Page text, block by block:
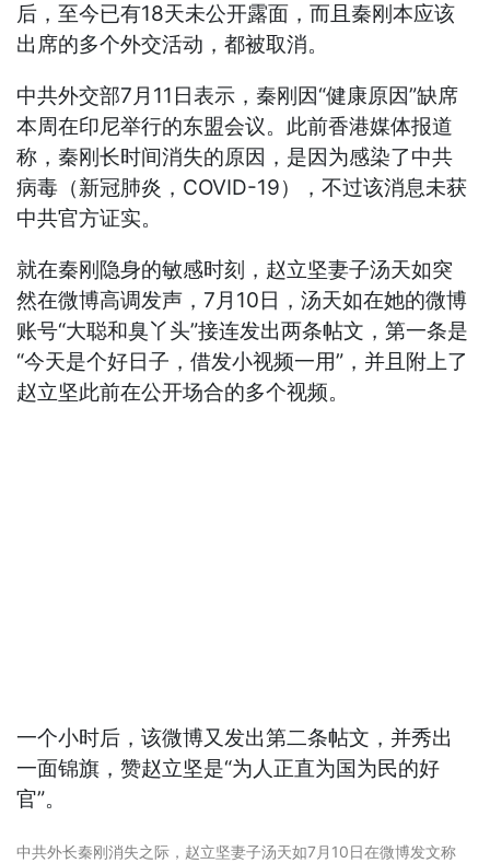
后，至今已有18天未公开露面，而且秦刚本应该
出席的多个外交活动，都被取消。
中共外交部7月11日表示，秦刚因“健康原因”缺席
本周在印尼举行的东盟会议。此前香港媒体报道
称，秦刚长时间消失的原因，是因为感染了中共
病毒（新冠肺炎，COVID-19），不过该消息未获
中共官方证实。
就在秦刚隐身的敏感时刻，赵立坚妻子汤天如突
然在微博高调发声，7月10日，汤天如在她的微博
账号“大聪和臭丫头”接连发出两条帖文，第一条是
“今天是个好日子，借发小视频一用”，并且附上了
赵立坚此前在公开场合的多个视频。
一个小时后，该微博又发出第二条帖文，并秀出
一面锦旗，赞赵立坚是“为人正直为国为民的好
官”。
中共外长秦刚消失之际，赵立坚妻子汤天如7月10日在微博发文称